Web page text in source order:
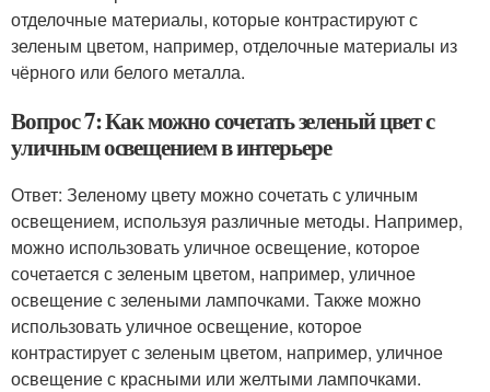
отделочные материалы, которые контрастируют с
зеленым цветом, например, отделочные материалы из
чёрного или белого металла.
Вопрос 7: Как можно сочетать зеленый цвет с
уличным освещением в интерьере
Ответ: Зеленому цвету можно сочетать с уличным
освещением, используя различные методы. Например,
можно использовать уличное освещение, которое
сочетается с зеленым цветом, например, уличное
освещение с зелеными лампочками. Также можно
использовать уличное освещение, которое
контрастирует с зеленым цветом, например, уличное
освещение с красными или желтыми лампочками.